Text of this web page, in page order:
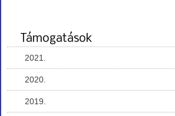
Támogatások
2021.
2020.
2019.